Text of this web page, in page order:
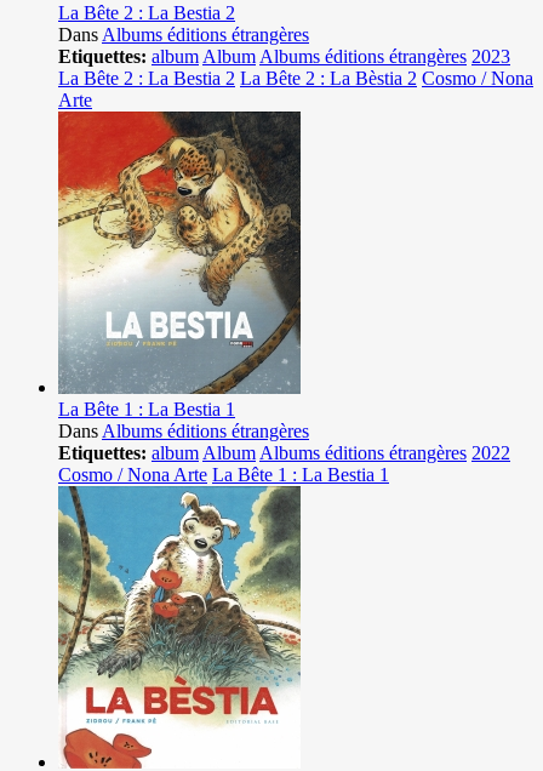
La Bête 2 : La Bestia 2
Dans Albums éditions étrangères
Etiquettes: album Album Albums éditions étrangères 2023
La Bête 2 : La Bestia 2 La Bête 2 : La Bèstia 2 Cosmo / Nona
Arte
La Bête 1 : La Bestia 1
Dans Albums éditions étrangères
Etiquettes: album Album Albums éditions étrangères 2022
Cosmo / Nona Arte La Bête 1 : La Bestia 1